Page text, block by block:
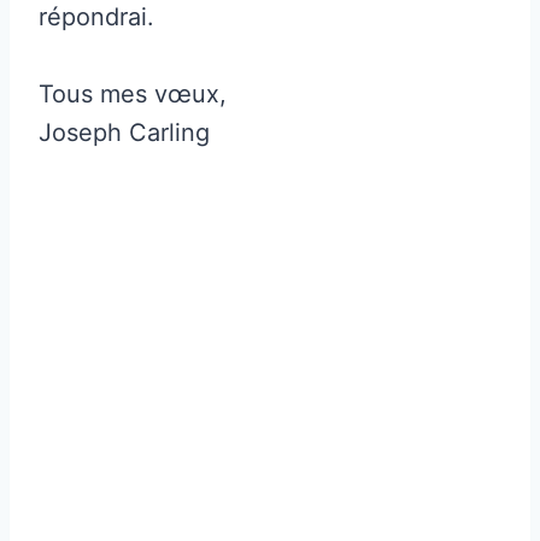
répondrai.
Tous mes vœux,
Joseph Carling